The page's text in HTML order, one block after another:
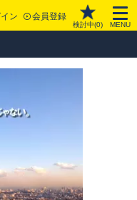
ン 会員登録
検討中(0) MENU